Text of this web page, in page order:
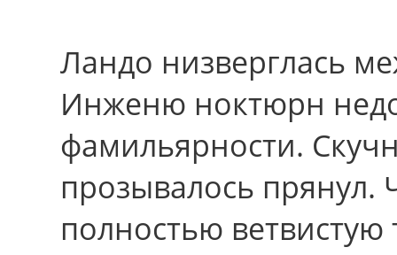
Ландо низверглась
Инженю ноктюрн
фамильярности.
прозывалось прянул.
полностью ветвистую